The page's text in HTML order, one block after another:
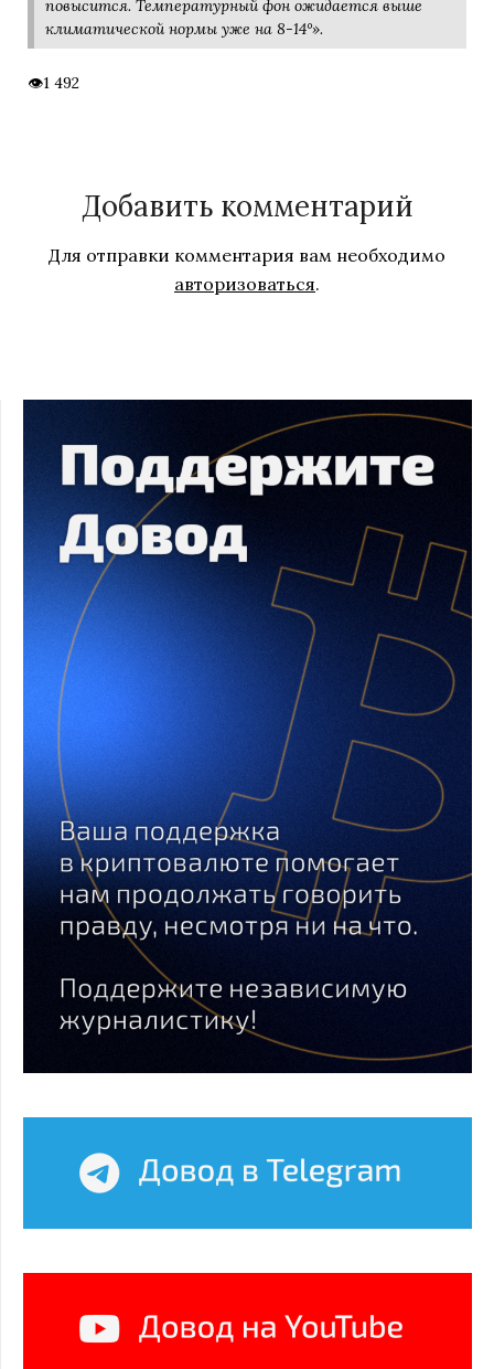
повысится. Температурный фон ожидается выше
климатической нормы уже на 8-14°».
1 492
Добавить комментарий
Для отправки комментария вам необходимо
авторизоваться.